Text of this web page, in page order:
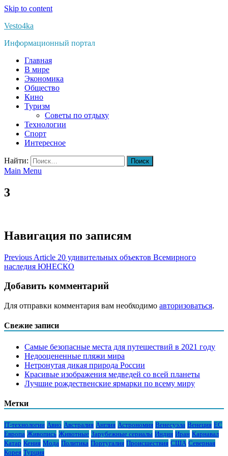
Skip to content
Vesto4ka
Информационный портал
Главная
В мире
Экономика
Общество
Кино
Туризм
Советы по отдыху
Технологии
Спорт
Интересное
Найти:
Main Menu
3
Навигация по записям
Previous Article 20 удивительных объектов Всемирного
наследия ЮНЕСКО
Добавить комментарий
Для отправки комментария вам необходимо авторизоваться.
Свежие записи
Самые безопасные места для путешествий в 2021 году
Недооцененные пляжи мира
Нетронутая дикая природа России
Красивые изображения медведей со всей планеты
Лучшие рождественские ярмарки по всему миру
Метки
IT-технологии Авио Австралия Англия Астрономия Венесуэла Венеция ЕС
Европа Живопись Животные Зарубежные сериалы Индия Иран Карнавал
Катар Кения Мода Политика Португалия Происшествия США Северная
Корея Турция